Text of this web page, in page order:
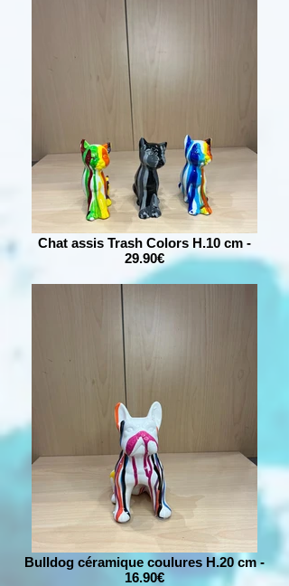
Chat assis Trash Colors H.10 cm -
29.90€
Bulldog céramique coulures H.20 cm -
16.90€